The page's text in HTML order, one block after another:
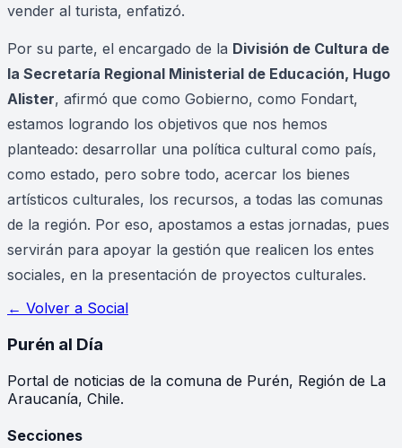
vender al turista, enfatizó.
Por su parte, el encargado de la División de Cultura de
la Secretaría Regional Ministerial de Educación, Hugo
Alister, afirmó que como Gobierno, como Fondart,
estamos logrando los objetivos que nos hemos
planteado: desarrollar una política cultural como país,
como estado, pero sobre todo, acercar los bienes
artísticos culturales, los recursos, a todas las comunas
de la región. Por eso, apostamos a estas jornadas, pues
servirán para apoyar la gestión que realicen los entes
sociales, en la presentación de proyectos culturales.
← Volver a Social
Purén al Día
Portal de noticias de la comuna de Purén, Región de La
Araucanía, Chile.
Secciones